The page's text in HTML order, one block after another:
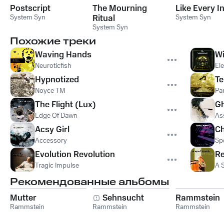
Postscript
System Syn
The Mourning
Ritual
System Syn
Like Every
System Syn
Похожие треки
Waving Hands
Neuroticfish
Hypnotized
Noyce TM
The Flight (Lux)
Edge Of Dawn
Acsy Girl
Accessory
Evolution Revolution
Tragic Impulse A
Рекомендованные альбомы
Mutter
Rammstein
Sehnsucht
Rammstein
Rammstein
Rammstein